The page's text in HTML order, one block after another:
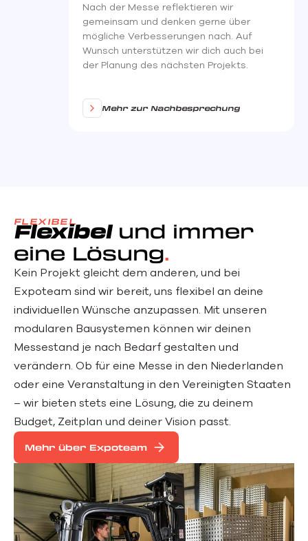
Nach der Messe reflektieren wir
gemeinsam und denken gerne über
mögliche Verbesserungen nach. Auf
Wunsch unterstützen wir dich auch bei
der Planung des nächsten Projekts.
Mehr zur Nachbesprechung
FLEXIBEL
Flexibelund immer
eine Lösung
Kein Projekt gleicht dem anderen, und bei
Expoteam sind wir bereit, uns flexibel an deine
individuellen Wünsche anzupassen. Mit unseren
modularen Bausystemen können wir deinen
Messestand je nach Bedarf gestalten und
verändern. Ob für eine Messe in den Niederlanden
oder eine Veranstaltung in den Vereinigten Staaten
– wir bieten stets eine Lösung, die zu deinem
Budget, Zeitplan und deiner Vision passt.
Mehr über Expoteam